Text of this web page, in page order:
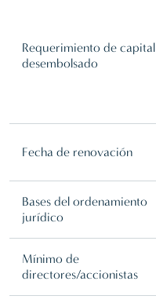
Requerimiento de capital
desembolsado
Fecha de renovación
Bases del ordenamiento
jurídico
Mínimo de
directores/accionistas